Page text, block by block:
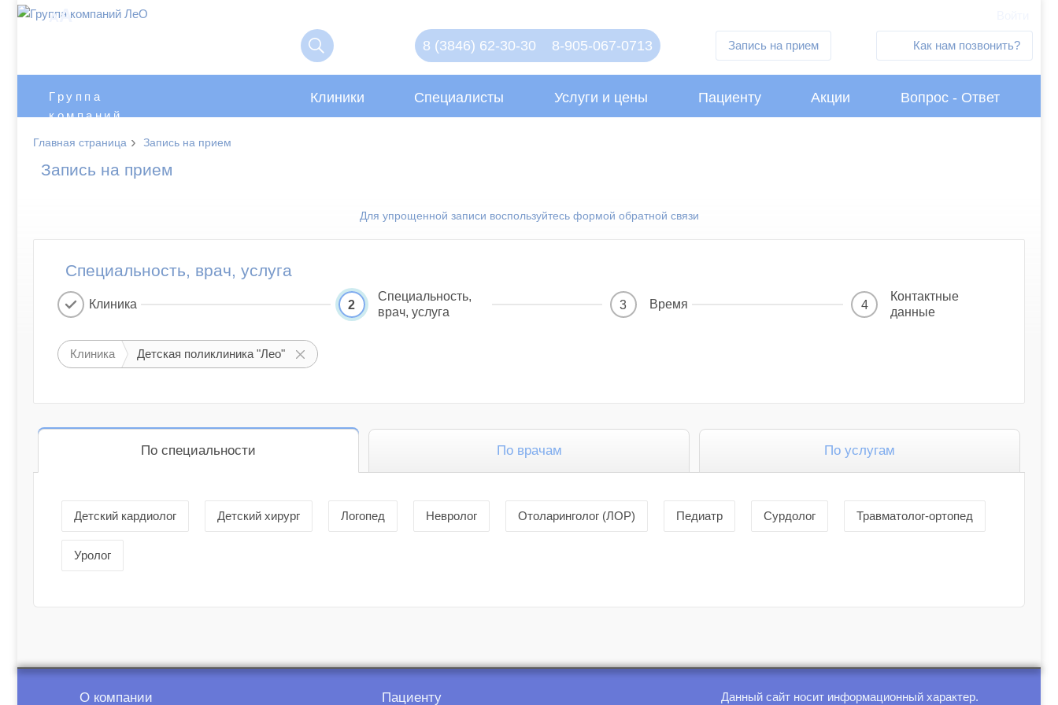
AA
Группа
компаний
8 (3846) 62-30-30 8-905-067-0713 Запись на прием Как нам позвонить?
Клиники Специалисты Услуги и цены Пациенту Акции Вопрос - Ответ
Главная страница › Запись на прием
Запись на прием
Для упрощенной записи воспользуйтесь формой обратной связи
Специальность, врач, услуга
Клиника 2
Специальность,
врач, услуга
3 Время 4
Контактные
данные
Клиника Детская поликлиника "Лео"
По специальности По врачам По услугам
Детский кардиолог Детский хирург Логопед Невролог Отоларинголог (ЛОР) Педиатр Сурдолог Травматолог-ортопед
Уролог
О компании Пациенту
Данный сайт носит информационный характер.